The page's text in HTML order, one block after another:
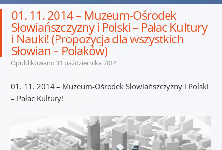
01. 11. 2014 – Muzeum-Ośrodek
Słowiańszczyzny i Polski – Pałac Kultury
i Nauki! (Propozycja dla wszystkich
Słowian – Polaków)
Opublikowano 31 października 2014
01. 11. 2014 – Muzeum-Ośrodek Słowiańszczyzny i Polski
– Pałac Kultury!